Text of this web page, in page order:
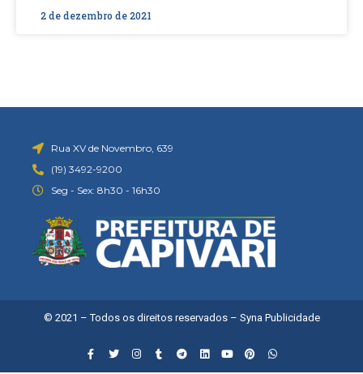
2 de dezembro de 2021
Rua XV de Novembro, 639
(19) 3492-9200
Seg - Sex: 8h30 - 16h30
© 2021 – Todos os direitos reservados – Syna Publicidade